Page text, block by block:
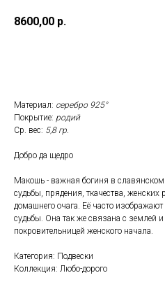
8600,00 р.
Материал: серебро 925°
Покрытие: родий
Ср. вес: 5,8 гр.
Добро да щедро
Макошь - важная богиня в
судьбы, прядения, ткачества, женских
домашнего очага. Её часто
судьбы. Она так же связана с землей и
покровительницей женского начала.
Категория: Подвески
Коллекция: Любо-дорого